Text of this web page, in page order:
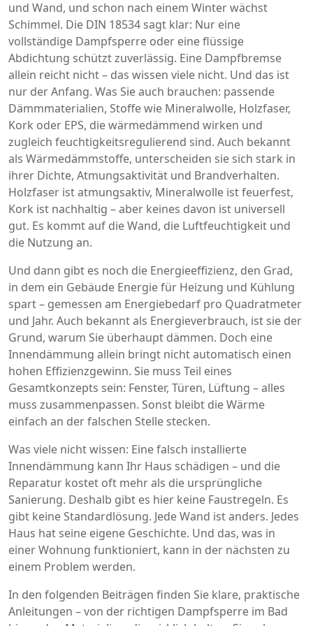
und Wand, und schon nach einem Winter wächst
Schimmel. Die DIN 18534 sagt klar: Nur eine
vollständige Dampfsperre oder eine flüssige
Abdichtung schützt zuverlässig. Eine Dampfbremse
allein reicht nicht – das wissen viele nicht. Und das ist
nur der Anfang. Was Sie auch brauchen: passende
Dämmmaterialien, Stoffe wie Mineralwolle, Holzfaser,
Kork oder EPS, die wärmedämmend wirken und
zugleich feuchtigkeitsregulierend sind. Auch bekannt
als Wärmedämmstoffe, unterscheiden sie sich stark in
ihrer Dichte, Atmungsaktivität und Brandverhalten.
Holzfaser ist atmungsaktiv, Mineralwolle ist feuerfest,
Kork ist nachhaltig – aber keines davon ist universell
gut. Es kommt auf die Wand, die Luftfeuchtigkeit und
die Nutzung an.
Und dann gibt es noch die Energieeffizienz, den Grad,
in dem ein Gebäude Energie für Heizung und Kühlung
spart – gemessen am Energiebedarf pro Quadratmeter
und Jahr. Auch bekannt als Energieverbrauch, ist sie der
Grund, warum Sie überhaupt dämmen. Doch eine
Innendämmung allein bringt nicht automatisch einen
hohen Effizienzgewinn. Sie muss Teil eines
Gesamtkonzepts sein: Fenster, Türen, Lüftung – alles
muss zusammenpassen. Sonst bleibt die Wärme
einfach an der falschen Stelle stecken.
Was viele nicht wissen: Eine falsch installierte
Innendämmung kann Ihr Haus schädigen – und die
Reparatur kostet oft mehr als die ursprüngliche
Sanierung. Deshalb gibt es hier keine Faustregeln. Es
gibt keine Standardlösung. Jede Wand ist anders. Jedes
Haus hat seine eigene Geschichte. Und das, was in
einer Wohnung funktioniert, kann in der nächsten zu
einem Problem werden.
In den folgenden Beiträgen finden Sie klare, praktische
Anleitungen – von der richtigen Dampfsperre im Bad